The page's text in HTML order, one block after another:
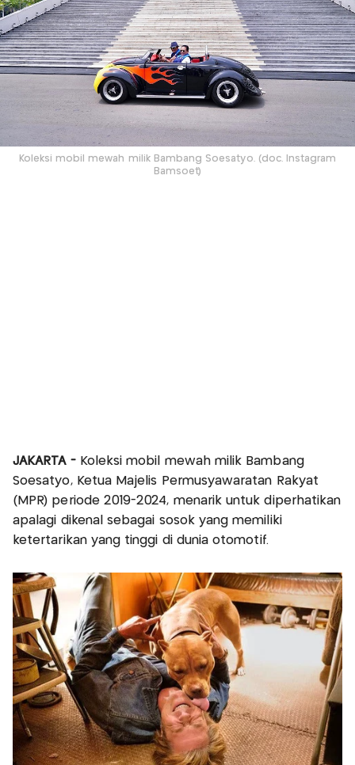
Koleksi mobil mewah milik Bambang Soesatyo. (doc. Instagram
Bamsoet)
JAKARTA - Koleksi mobil mewah milik Bambang
Soesatyo, Ketua Majelis Permusyawaratan Rakyat
(MPR) periode 2019-2024, menarik untuk diperhatikan
apalagi dikenal sebagai sosok yang memiliki
ketertarikan yang tinggi di dunia otomotif.